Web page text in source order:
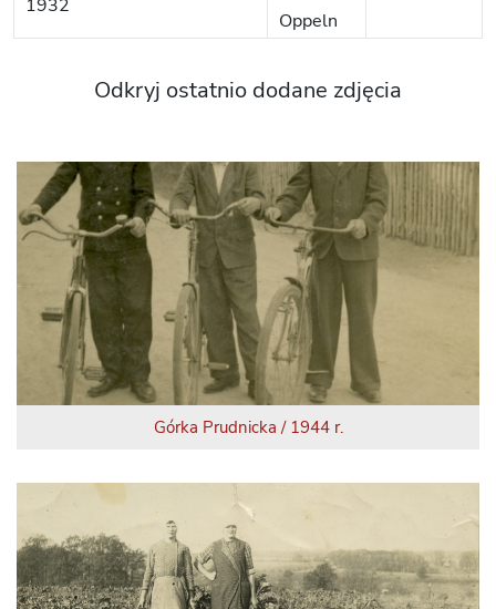
1932
Oppeln
Odkryj ostatnio dodane zdjęcia
Górka Prudnicka / 1944 r.